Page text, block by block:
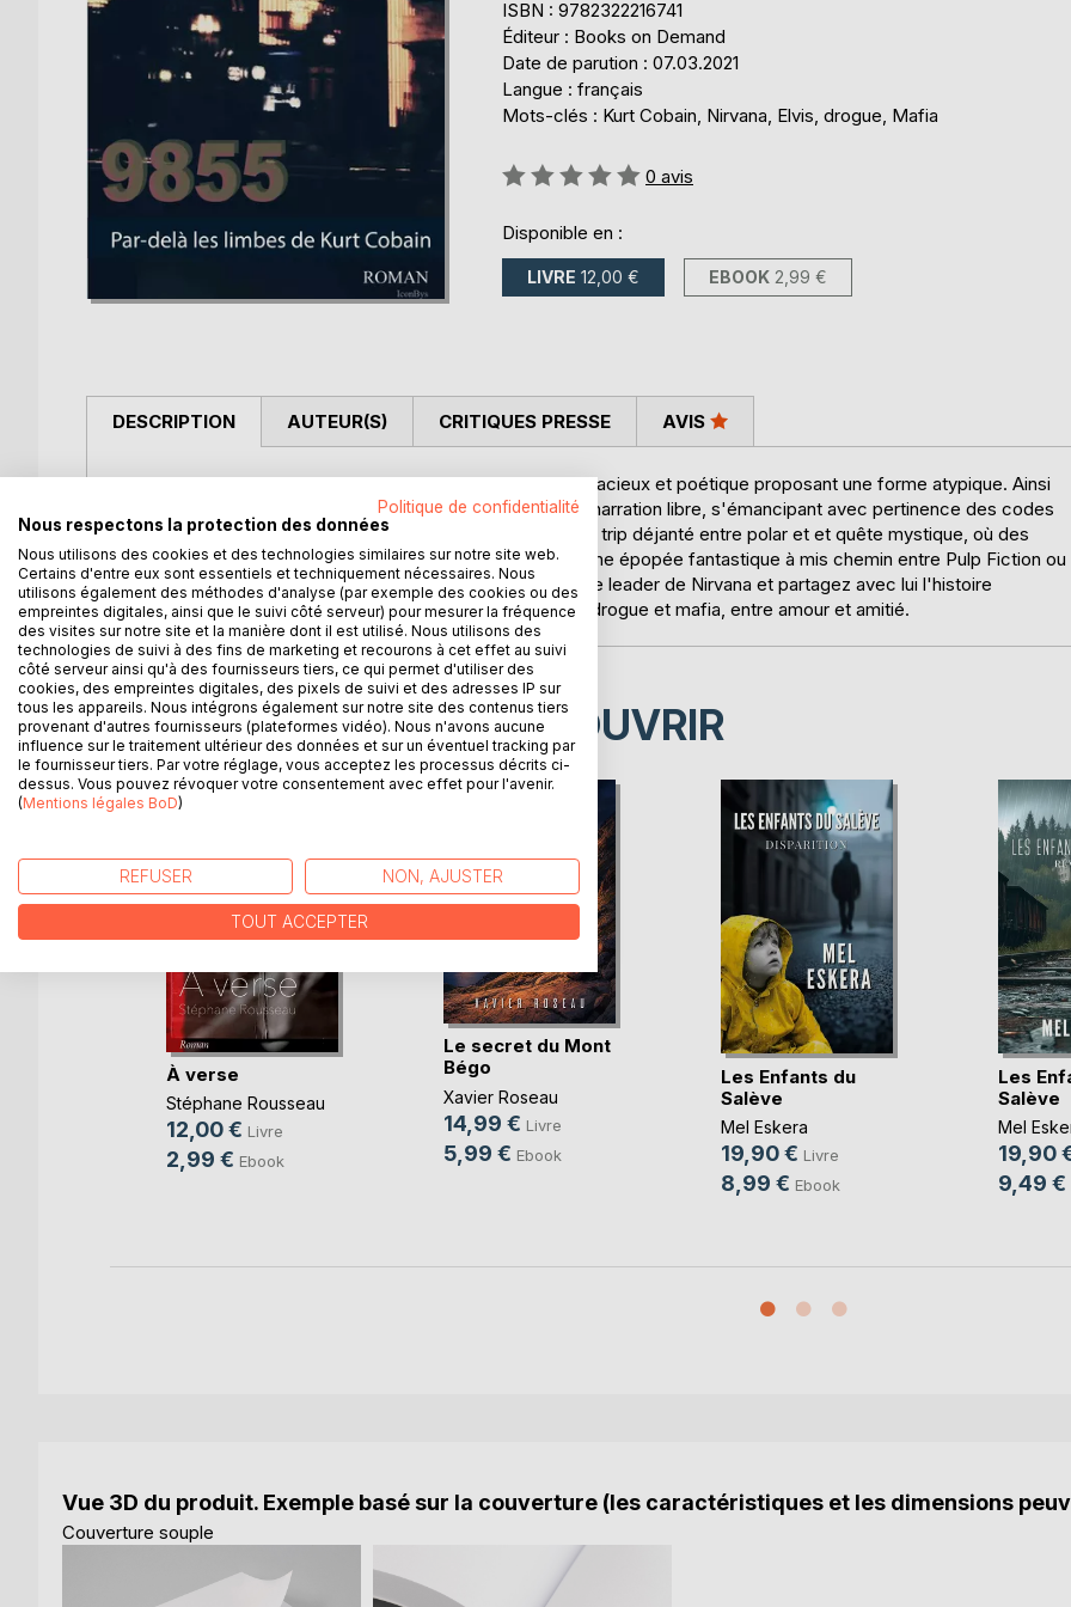
ISBN : 9782322216741
Éditeur : Books on Demand
Date de parution : 07.03.2021
Langue : français
Mots-clés : Kurt Cobain, Nirvana, Elvis, drogue, Mafia
Évaluation:
0 avis
Disponible en :
LIVRE 12,00 € EBOOK 2,99 €
DESCRIPTION
Et si Kurt Cobain était toujours parmi nous ? Un roman audacieux et poétique proposant une forme atypique. Ainsi
se mêlent hallucinations, drogue et errance à travers une narration libre, s'émancipant avec pertinence des codes
classiques. Une oeuvre originale et prometteuse : un road trip déjanté entre polar et et quête mystique, où des
personnages hauts en couleurs composent le tableau d'une épopée fantastique à mis chemin entre Pulp Fiction ou
Thelma et Louise. Entrez dans les limbes du charismatique leader de Nirvana et partagez avec lui l'histoire
tourmentée de Molly, Sam et Courtney. Un voyage entre drogue et mafia, entre amour et amitié.
AUTEUR(S) CRITIQUES PRESSE AVIS
D’AUTRES TITRES À DÉCOUVRIR
À verse
Stéphane Rousseau
12,00 € Livre
2,99 € Ebook
Le secret du Mont
Bégo
Xavier Roseau
14,99 € Livre
5,99 € Ebook
Les Enfants du
Salève
Mel Eskera
19,90 € Livre
8,99 € Ebook
Les
Salève
Mel
19,90
9,49 €
Vue 3D du produit. Exemple basé sur la couverture (les caractéristiques et les dimensions
Couverture souple
Politique de confidentialité
Nous respectons la protection des données
Nous utilisons des cookies et des technologies similaires sur notre site web.
Certains d'entre eux sont essentiels et techniquement nécessaires. Nous
utilisons également des méthodes d'analyse (par exemple des cookies ou des
empreintes digitales, ainsi que le suivi côté serveur) pour mesurer la fréquence
des visites sur notre site et la manière dont il est utilisé. Nous utilisons des
technologies de suivi à des fins de marketing et recourons à cet effet au suivi
côté serveur ainsi qu'à des fournisseurs tiers, ce qui permet d'utiliser des
cookies, des empreintes digitales, des pixels de suivi et des adresses IP sur
tous les appareils. Nous intégrons également sur notre site des contenus tiers
provenant d'autres fournisseurs (plateformes vidéo). Nous n'avons aucune
influence sur le traitement ultérieur des données et sur un éventuel tracking par
le fournisseur tiers. Par votre réglage, vous acceptez les processus décrits ci-
dessus. Vous pouvez révoquer votre consentement avec effet pour l'avenir.
(Mentions légales BoD)
REFUSER NON, AJUSTER
TOUT ACCEPTER